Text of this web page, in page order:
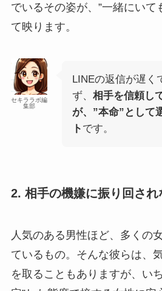
でいるその姿が、”一緒にいて
て映ります。
セキララボ編
集部
LINEの返信が遅く
ず、 相手を信頼し
が、”本命”として
ト です。
2. 相手の機嫌に振り回され
人気のある男性ほど、多くの
ているもの。そんな彼らは、
を取ることもありますが、い